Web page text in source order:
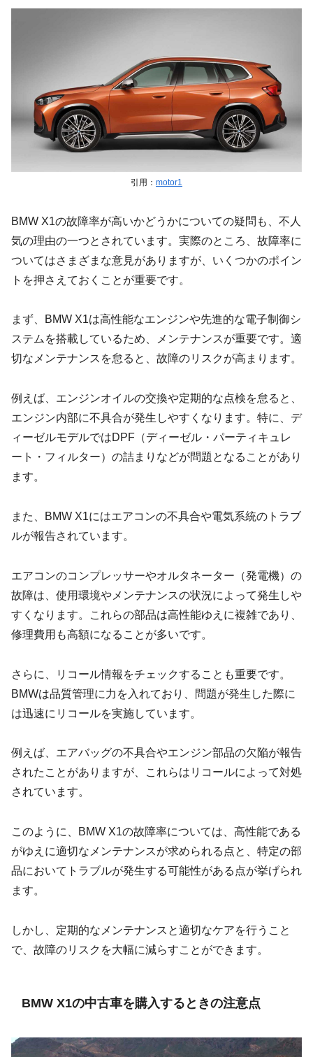
引用： motor1
BMW X1の故障率が高いかどうかについての疑問も、不人
気の理由の一つとされています。実際のところ、故障率に
ついてはさまざまな意見がありますが、いくつかのポイン
トを押さえておくことが重要です。
まず、BMW X1は高性能なエンジンや先進的な電子制御シ
ステムを搭載しているため、メンテナンスが重要です。適
切なメンテナンスを怠ると、故障のリスクが高まります。
例えば、エンジンオイルの交換や定期的な点検を怠ると、
エンジン内部に不具合が発生しやすくなります。特に、デ
ィーゼルモデルではDPF（ディーゼル・パーティキュレ
ート・フィルター）の詰まりなどが問題となることがあり
ます。
また、BMW X1にはエアコンの不具合や電気系統のトラブ
ルが報告されています。
エアコンのコンプレッサーやオルタネーター（発電機）の
故障は、使用環境やメンテナンスの状況によって発生しや
すくなります。これらの部品は高性能ゆえに複雑であり、
修理費用も高額になることが多いです。
さらに、リコール情報をチェックすることも重要です。
BMWは品質管理に力を入れており、問題が発生した際に
は迅速にリコールを実施しています。
例えば、エアバッグの不具合やエンジン部品の欠陥が報告
されたことがありますが、これらはリコールによって対処
されています。
このように、BMW X1の故障率については、高性能である
がゆえに適切なメンテナンスが求められる点と、特定の部
品においてトラブルが発生する可能性がある点が挙げられ
ます。
しかし、定期的なメンテナンスと適切なケアを行うこと
で、故障のリスクを大幅に減らすことができます。
BMW X1の中古車を購入するときの注意点